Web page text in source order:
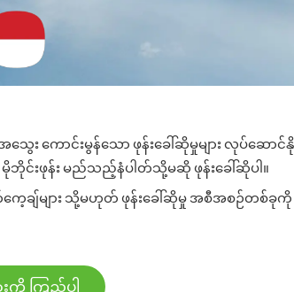
း ကောင်းမွန်သော ဖုန်းခေါ်ဆိုမှုများ လုပ်ဆော
မိုဘိုင်းဖုန်း မည်သည့်နံပါတ်သို့မဆို ဖုန်းခေါ်ဆိုပါ။
ေ့ချ်များ သို့မဟုတ် ဖုန်းခေါ်ဆိုမှု အစီအစဉ်တစ်ခု
ကို ကြည့်ပါ